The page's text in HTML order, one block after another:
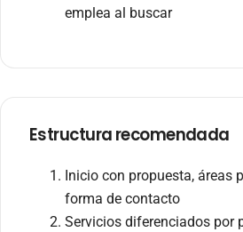
emplea al buscar
Estructura recomendada
Inicio con propuesta, áreas
forma de contacto
Servicios diferenciados por